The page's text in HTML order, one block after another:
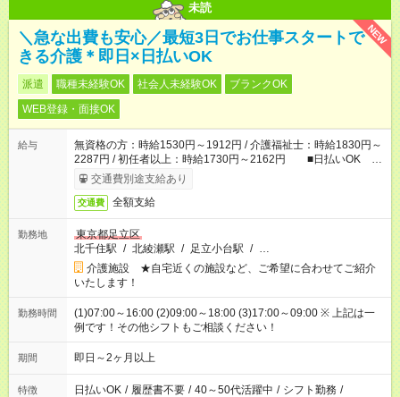
未読
NEW
＼急な出費も安心／最短3日でお仕事スタートで
きる介護＊即日×日払いOK
派遣 職種未経験OK 社会人未経験OK
ブランクOK
WEB登録・面接OK
給与
無資格の方：時給1530円～1912円 / 介護福祉士：時給1830円～
2287円 / 初任者以上：時給1730円～2162円 ■日払いOK ■
日収例：1万2240円（時給1530円×8h）
交通費別途支給あり
交通費 全額支給
勤務地
東京都足立区
北千住駅 / 北綾瀬駅 / 足立小台駅 / …
介護施設 ★自宅近くの施設など、ご希望に合わせてご紹介
いたします！
勤務時間
(1)07:00～16:00 (2)09:00～18:00 (3)17:00～09:00 ※ 上記は一
例です！その他シフトもご相談ください！
期間 即日～2ヶ月以上
特徴 日払いOK / 履歴書不要 / 40～50代活躍中 / シフト勤務 /